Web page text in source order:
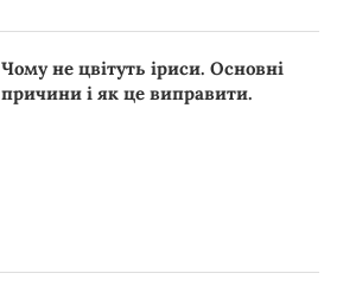
Чому не цвітуть іриси. Основні
причини і як це виправити.